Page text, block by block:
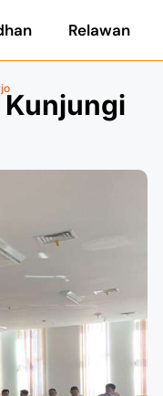
Relawan
Kunjungi